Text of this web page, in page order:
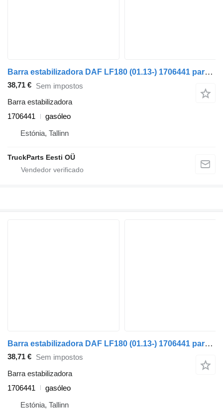
Barra estabilizadora DAF LF180 (01.13-) 1706441 para camião tractor DAF LF45, LF55, LF180, CF65, CF75, CF85 (2001-)
38,71 € Sem impostos
Barra estabilizadora
1706441
gasóleo
Estónia, Tallinn
TruckParts Eesti OÜ
Barra estabilizadora DAF LF180 (01.13-) 1706441 para camião tractor DAF LF45, LF55, LF180, CF65, CF75, CF85 (2001-)
38,71 € Sem impostos
Barra estabilizadora
1706441
gasóleo
Estónia, Tallinn